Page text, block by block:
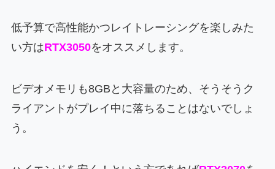
低予算で高性能かつレイトレーシングを楽しみた
い方はRTX3050をオススメします。
ビデオメモリも8GBと大容量のため、そうそうク
ライアントがプレイ中に落ちることはないでしょ
う。